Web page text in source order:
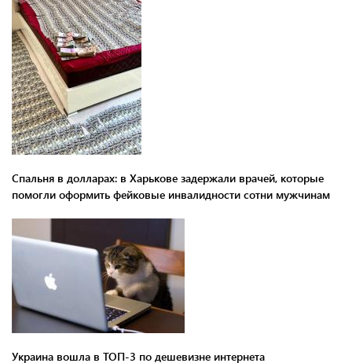
Спальня в долларах: в Харькове задержали врачей, которые
помогли оформить фейковые инвалидности сотни мужчинам
Украина вошла в ТОП-3 по дешевизне интернета